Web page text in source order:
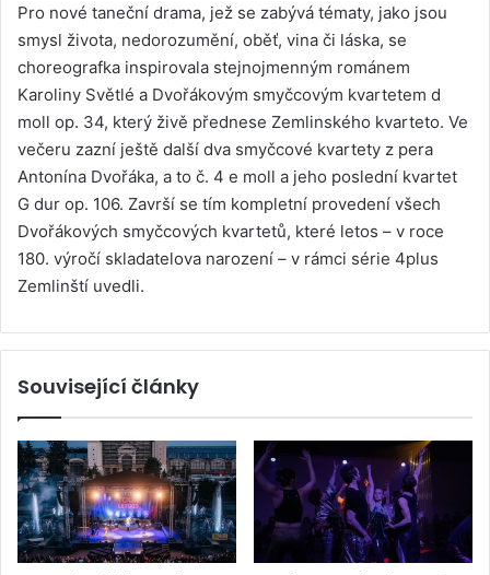
Pro nové taneční drama, jež se zabývá tématy, jako jsou
smysl života, nedorozumění, oběť, vina či láska, se
choreografka inspirovala stejnojmenným románem
Karoliny Světlé a Dvořákovým smyčcovým kvartetem d
moll op. 34, který živě přednese Zemlinského kvarteto. Ve
večeru zazní ještě další dva smyčcové kvartety z pera
Antonína Dvořáka, a to č. 4 e moll a jeho poslední kvartet
G dur op. 106. Završí se tím kompletní provedení všech
Dvořákových smyčcových kvartetů, které letos – v roce
180. výročí skladatelova narození – v rámci série 4plus
Zemlinští uvedli.
Související články